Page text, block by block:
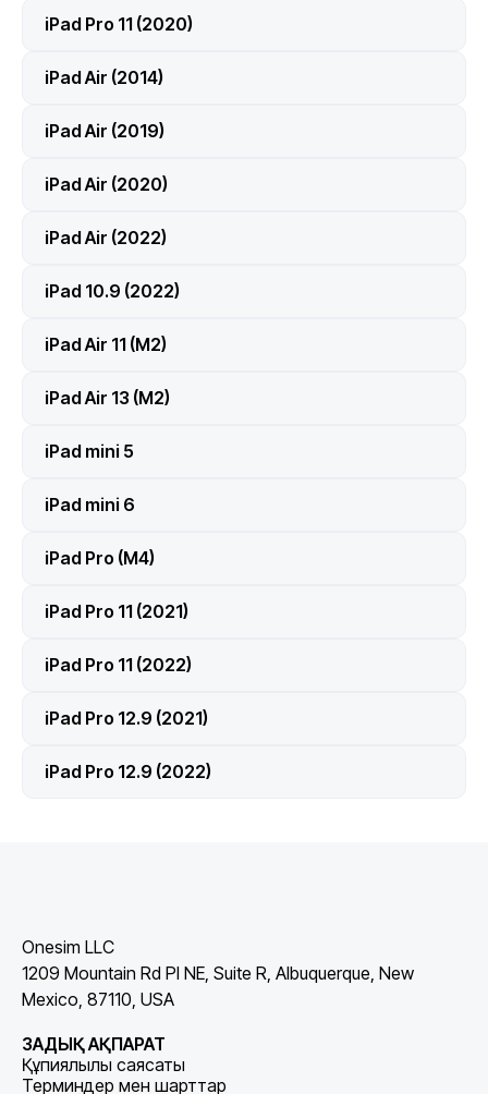
iPad Pro 11 (2020)
iPad Air (2014)
iPad Air (2019)
iPad Air (2020)
iPad Air (2022)
iPad 10.9 (2022)
iPad Air 11 (M2)
iPad Air 13 (M2)
iPad mini 5
iPad mini 6
iPad Pro (M4)
iPad Pro 11 (2021)
iPad Pro 11 (2022)
iPad Pro 12.9 (2021)
iPad Pro 12.9 (2022)
Onesim LLC
1209 Mountain Rd Pl NE, Suite R, Albuquerque, New
Mexico, 87110, USA
ЗАҢДЫҚ АҚПАРАТ
Құпиялылық саясаты
Терминдер мен шарттар